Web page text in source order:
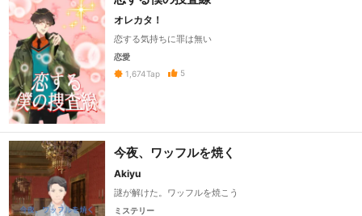
オレカタ！
恋する気持ちに罪は無い
恋愛
1,674Tap 5
今夜、ワッフルを焼く
Akiyu
謎が解けた。ワッフルを焼こう
ミステリー